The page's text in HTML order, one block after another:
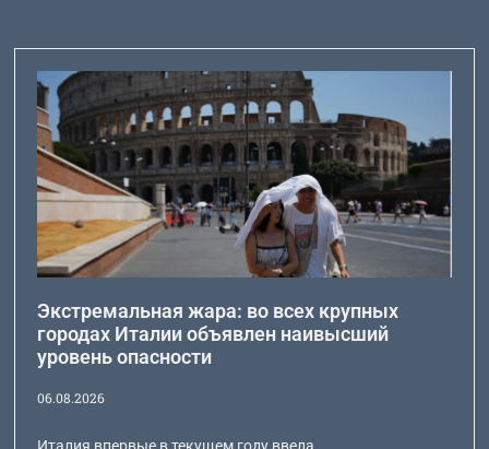
Экстремальная жара: во всех крупных
городах Италии объявлен наивысший
уровень опасности
06.08.2026